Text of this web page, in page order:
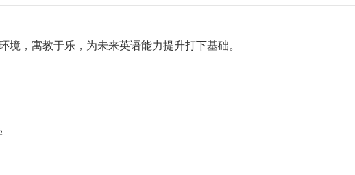
，寓教于乐，为未来英语能力提升打下基础。